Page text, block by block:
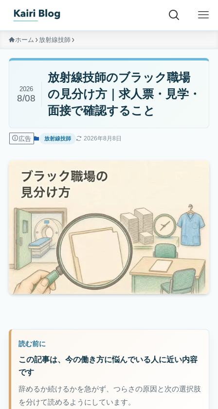
ホーム 放射線技師
放射線技師のブラック職場
の見分け方｜求人票・見学・
面接で確認すること
2026
8/08
広告 放射線技師 2026年8月8日
読む前に
この記事は、今の働き方に悩んでいる人に近い内容
です
辞めるか続けるかを急がず、つらさの原因と次の選択肢
を分けて読めるようにしています。